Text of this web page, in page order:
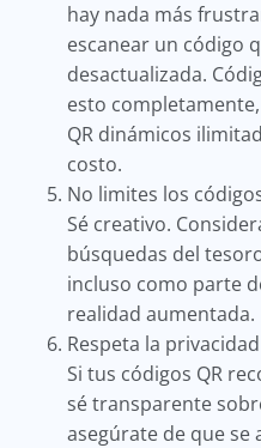
hay nada más
escanear un código
desactualizada.
esto
QR dinámicos
costo.
No limites los
Sé creativo.
búsquedas del
incluso como parte
realidad aumentada.
Respeta la
Si tus códigos QR
sé transparente
asegúrate de que se